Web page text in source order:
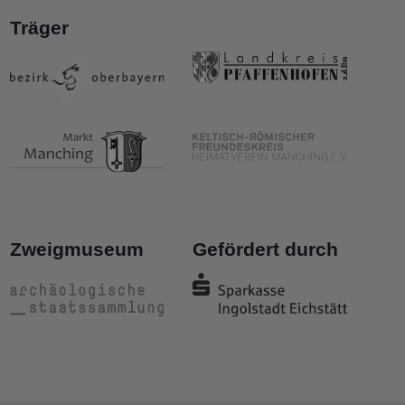
Träger
Zweigmuseum Gefördert durch